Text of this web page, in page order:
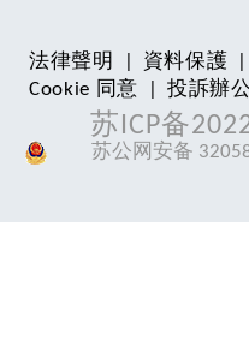
法律聲明 資料保護
Cookie 同意
投訴辦
苏ICP备
苏公网安备